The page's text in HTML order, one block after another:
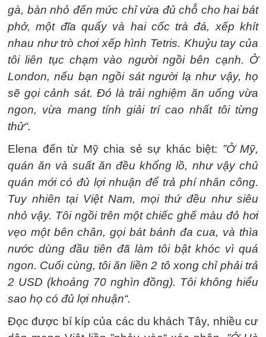
gà, bàn nhỏ đến mức chỉ vừa đủ chỗ cho hai bát
phở, một đĩa quẩy và hai cốc trà đá, xếp khít
nhau như trò chơi xếp hình Tetris. Khuỷu tay của
tôi liên tục chạm vào người ngồi bên cạnh. Ở
London, nếu bạn ngồi sát người lạ như vậy, họ
sẽ gọi cảnh sát. Đó là trải nghiệm ăn uống vừa
ngon, vừa mang tính giải trí cao nhất tôi từng
thử“.
Elena đến từ Mỹ chia sẻ sự khác biệt: ”Ở Mỹ,
quán ăn và suất ăn đều khổng lồ, như vậy chủ
quán mới có đủ lợi nhuận để trả phí nhân công.
Tuy nhiên tại Việt Nam, mọi thứ đều như siêu
nhỏ vậy. Tôi ngồi trên một chiếc ghế màu đỏ hơi
vẹo một bên chân, gọi bát bánh đa cua, và thìa
nước dùng đầu tiên đã làm tôi bật khóc vì quá
ngon. Cuối cùng, tôi ăn liền 2 tô xong chỉ phải trả
2 USD (khoảng 70 nghìn đồng). Tôi không hiểu
sao họ có đủ lợi nhuận“.
Đọc được bí kíp của các du khách Tây, nhiều cư